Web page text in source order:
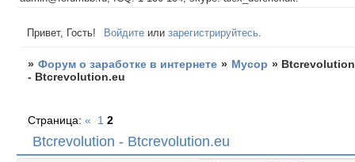
Привет, Гость! Войдите илизарегистрируйтесь
» Форум о заработке в интернете » Мусор » Btcrevolution
- Btcrevolution.eu
Btcrevolution - Btcrevolution.eu
Страница:« 1 2